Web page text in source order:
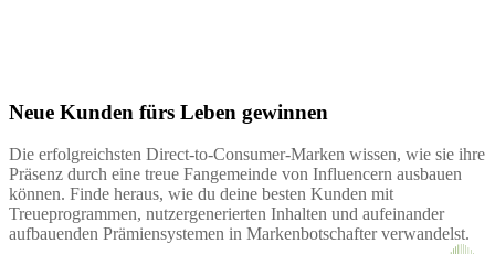
Neue Kunden fürs Leben gewinnen
Die erfolgreichsten Direct-to-Consumer-Marken wissen, wie sie ihre
Präsenz durch eine treue Fangemeinde von Influencern ausbauen
können. Finde heraus, wie du deine besten Kunden mit
Treueprogrammen, nutzergenerierten Inhalten und aufeinander
aufbauenden Prämiensystemen in Markenbotschafter verwandelst.